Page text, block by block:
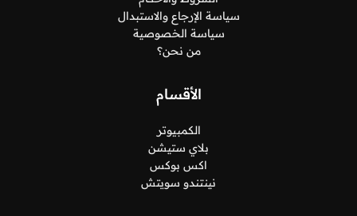
سياسة الإرجاع والاستبدال
سياسة الخصوصية
من نحن؟
الأقسام
الكمبيوتر
بلاي ستيشن
اكس بوكس
نينتندو سويتش